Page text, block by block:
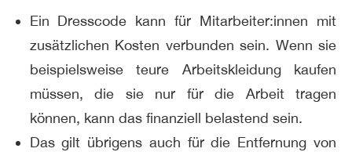
Ein Dresscode kann für Mitarbeiter:innen mit
zusätzlichen Kosten verbunden sein. Wenn sie
beispielsweise teure Arbeitskleidung kaufen
müssen, die sie nur für die Arbeit tragen
können, kann das finanziell belastend sein.
Das gilt übrigens auch für die Entfernung von